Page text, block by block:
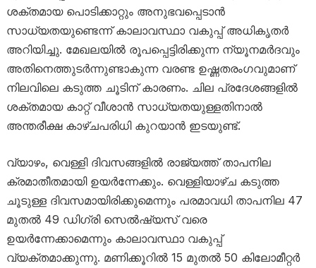
ശക്തമായ പൊടിക്കാറ്റും അനുഭവപ്പെടാൻ
സാധ്യതയുണ്ടെന്ന് കാലാവസ്ഥാ വകുപ്പ് അധികൃതർ
അറിയിച്ചു. മേഖലയിൽ രൂപപ്പെട്ടിരിക്കുന്ന ന്യൂനമർദവും
അതിനെത്തുടർന്നുണ്ടാകുന്ന വരണ്ട ഉഷ്ണതരംഗവുമാണ്
നിലവിലെ കടുത്ത ചൂടിന് കാരണം. ചില പ്രദേശങ്ങളിൽ
ശക്തമായ കാറ്റ് വീശാൻ സാധ്യതയുള്ളതിനാൽ
അന്തരീക്ഷ കാഴ്ചപരിധി കുറയാൻ ഇടയുണ്ട്.
വ്യാഴം, വെള്ളി ദിവസങ്ങളിൽ രാജ്യത്ത് താപനില
ക്രമാതീതമായി ഉയർന്നേക്കും. വെള്ളിയാഴ്ച കടുത്ത
ചൂടുള്ള ദിവസമായിരിക്കുമെന്നും പരമാവധി താപനില 47
മുതൽ 49 ഡിഗ്രി സെൽഷ്യസ് വരെ
ഉയർന്നേക്കാമെന്നും കാലാവസ്ഥാ വകുപ്പ്
വ്യക്തമാക്കുന്നു. മണിക്കൂറിൽ 15 മുതൽ 50 കിലോമീറ്റർ